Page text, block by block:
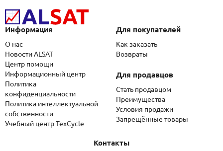
Информация
О нас
Новости ALSAT
Центр помощи
Информационный центр
Политика
конфиденциальности
Политика интеллектуальной
собственности
Учебный центр TexCycle
Для покупателей
Как заказать
Возвраты
Для продавцов
Стать продавцом
Преимущества
Условия продажи
Запрещённые товары
Контакты